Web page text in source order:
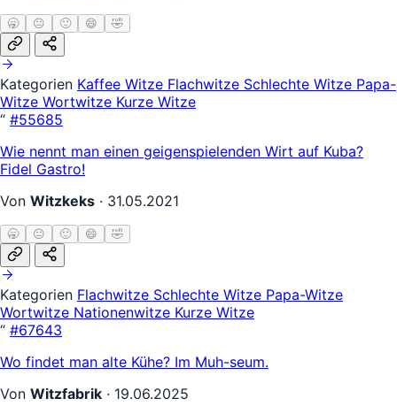
🥱 😐 🙂 😄 🤣
Kategorien Kaffee Witze Flachwitze Schlechte Witze Papa-
Witze Wortwitze Kurze Witze
“ #55685
Wie nennt man einen geigenspielenden Wirt auf Kuba?
Fidel Gastro!
Von Witzkeks · 31.05.2021
🥱 😐 🙂 😄 🤣
Kategorien Flachwitze Schlechte Witze Papa-Witze
Wortwitze Nationenwitze Kurze Witze
“ #67643
Wo findet man alte Kühe? Im Muh-seum.
Von Witzfabrik · 19.06.2025